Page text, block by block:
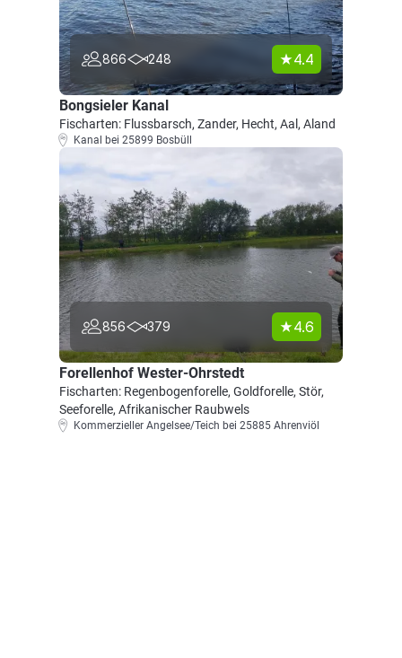
866 248 4.4
Bongsieler Kanal
Fischarten: Flussbarsch, Zander, Hecht, Aal, Aland
Kanal bei 25899 Bosbüll
856 379 4.6
Forellenhof Wester-Ohrstedt
Fischarten: Regenbogenforelle, Goldforelle, Stör,
Seeforelle, Afrikanischer Raubwels
Kommerzieller Angelsee/Teich bei 25885 Ahrenviöl